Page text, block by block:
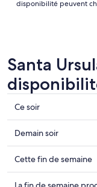
disponibilité peuvent
Santa
Consultez
les
prix
à Santa
Ursula
pour
ce
Ce soir
Consulter
les
prix
à
Santa
Demain soir
Consultez
les
Cette fin de semaine